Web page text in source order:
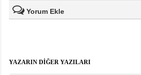
Yorum Ekle
YAZARIN DİĞER YAZILARI